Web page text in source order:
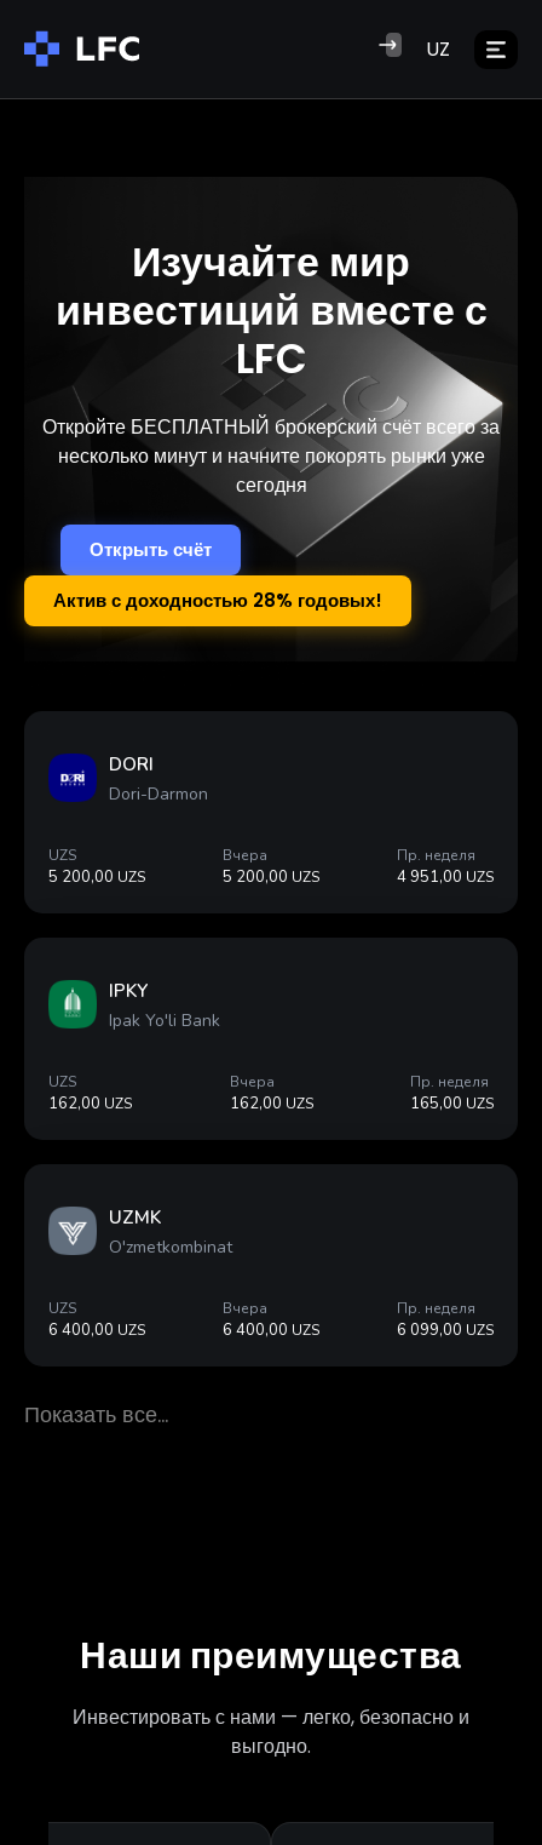
UZ
Изучайте мир
инвестиций вместе с
LFC
Откройте БЕСПЛАТНЫЙ брокерский счёт всего за
несколько минут и начните покорять рынки уже
сегодня
Открыть счёт
Актив с доходностью 28% годовых!
Показать все…
Наши преимущества
Инвестировать с нами — легко, безопасно и
выгодно.